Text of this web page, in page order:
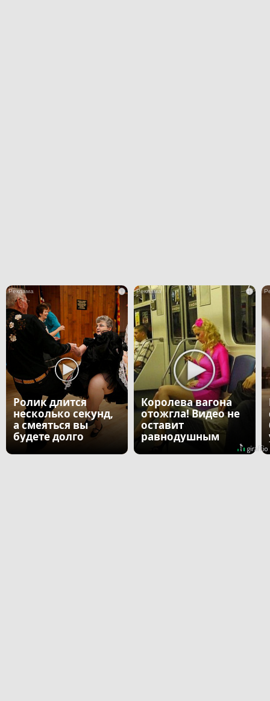
i
Ролик длится
несколько секунд,
а смеяться вы
будете долго
i
Королева вагона
отожгла! Видео не
оставит
равнодушным